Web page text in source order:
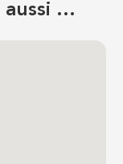
aussi …